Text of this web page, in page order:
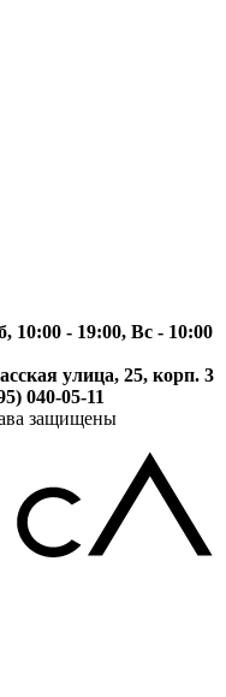
10:00 - 19:00, Вс - 10:00
улица, 25, корп. 3
040-05-11
защищены